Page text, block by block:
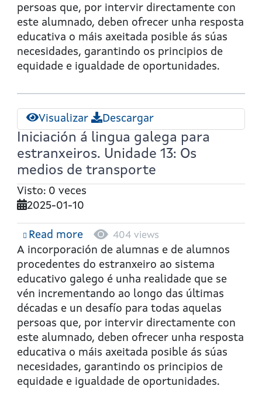
estranxeiros.
Unidade
14:
As
accións
persoas que, por intervir directamente con
este alumnado, deben ofrecer unha resposta
educativa o máis axeitada posible ás súas
necesidades, garantindo os principios de
equidade e igualdade de oportunidades.
Visualizar Descargar
Iniciación á lingua galega para
estranxeiros. Unidade 13: Os
medios de transporte
Visto: 0 veces
2025-01-10
Read moreabout
Iniciación
á
lingua
galega
para
estranxeiros.
Unidade
13:
Os
medios
404 views
A incorporación de alumnas e de alumnos
procedentes do estranxeiro ao sistema
educativo galego é unha realidade que se
vén incrementando ao longo das últimas
décadas e un desafío para todas aquelas
persoas que, por intervir directamente con
este alumnado, deben ofrecer unha resposta
educativa o máis axeitada posible ás súas
necesidades, garantindo os principios de
equidade e igualdade de oportunidades.